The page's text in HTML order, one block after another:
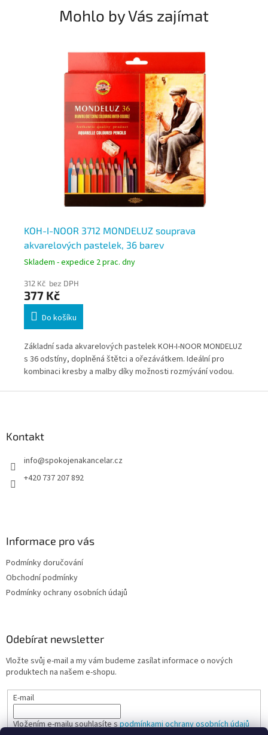
Mohlo by Vás zajímat
KOH-I-NOOR 3712 MONDELUZ souprava
akvarelových pastelek, 36 barev
Skladem - expedice 2 prac. dny
312 Kč bez DPH
377 Kč
Do košíku
Základní sada akvarelových pastelek KOH-I-NOOR MONDELUZ
s 36 odstíny, doplněná štětci a ořezávátkem. Ideální pro
kombinaci kresby a malby díky možnosti rozmývání vodou.
Kontakt
info@spokojenakancelar.cz
+420 737 207 892
Informace pro vás
Podmínky doručování
Obchodní podmínky
Podmínky ochrany osobních údajů
Odebírat newsletter
Vložte svůj e-mail a my vám budeme zasílat informace o nových
produktech na našem e-shopu.
E-mail
Vložením e-mailu souhlasíte spodmínkami ochrany osobních údajů